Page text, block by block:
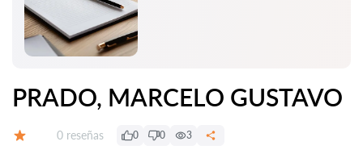
PRADO, MARCELO GUSTAVO
Número de reseñas:
0 reseñas 0 0 3